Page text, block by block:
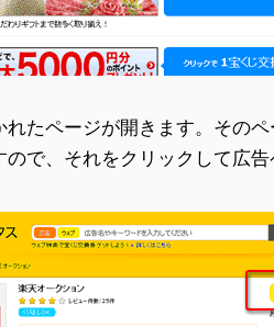
たページが開きます。その
で、それをクリックして広告